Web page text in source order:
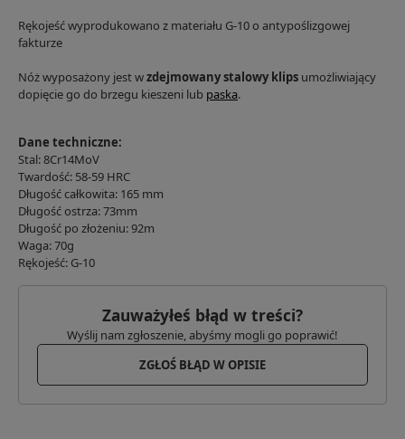
Rękojeść wyprodukowano z materiału G-10 o antypoślizgowej
fakturze
Nóż wyposażony jest wzdejmowany stalowy klips umożliwiający
dopięcie go do brzegu kieszeni lub paska.
Dane techniczne:
Stal: 8Cr14MoV
Twardość: 58-59 HRC
Długość całkowita: 165 mm
Długość ostrza: 73mm
Długość po złożeniu: 92m
Waga: 70g
Rękojeść: G-10
Zauważyłeś błąd w treści?
Wyślij nam zgłoszenie, abyśmy mogli go poprawić!
ZGŁOŚ BŁĄD W OPISIE